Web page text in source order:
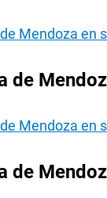
Mendoza en
de
Mendoza en
de